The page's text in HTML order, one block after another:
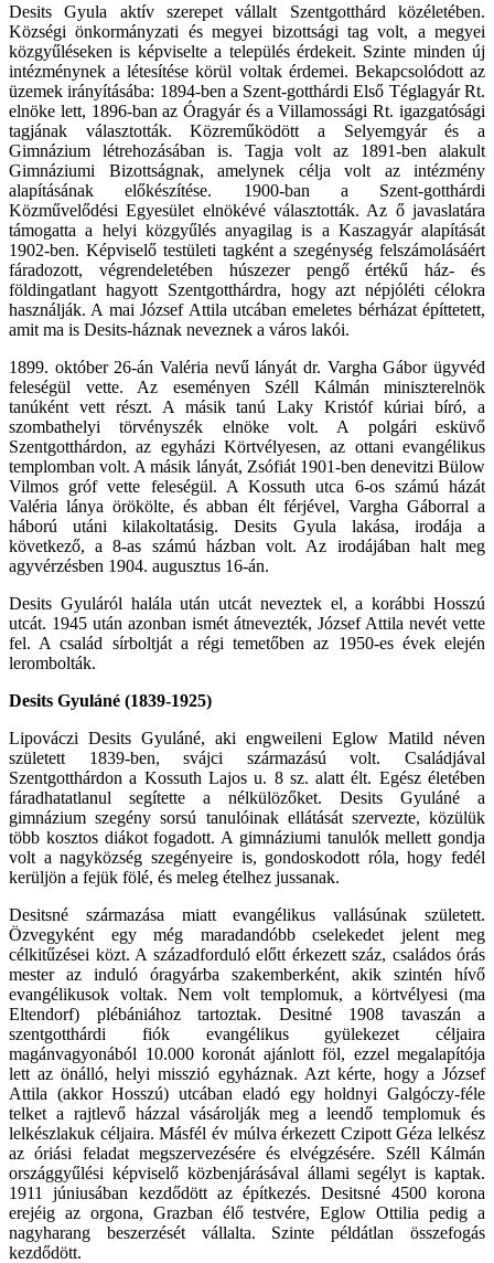
Desits Gyula aktív szerepet vállalt Szentgotthárd közéletében.
Községi önkormányzati és megyei bizottsági tag volt, a megyei
közgyűléseken is képviselte a település érdekeit. Szinte minden új
intézménynek a létesítése körül voltak érdemei. Bekapcsolódott az
üzemek irányításába: 1894-ben a Szent-gotthárdi Első Téglagyár Rt.
elnöke lett, 1896-ban az Óragyár és a Villamossági Rt. igazgatósági
tagjának választották. Közreműködött a Selyemgyár és a
Gimnázium létrehozásában is. Tagja volt az 1891-ben alakult
Gimnáziumi Bizottságnak, amelynek célja volt az intézmény
alapításának előkészítése. 1900-ban a Szent-gotthárdi
Közművelődési Egyesület elnökévé választották. Az ő javaslatára
támogatta a helyi közgyűlés anyagilag is a Kaszagyár alapítását
1902-ben. Képviselő testületi tagként a szegénység felszámolásáért
fáradozott, végrendeletében húszezer pengő értékű ház- és
földingatlant hagyott Szentgotthárdra, hogy azt népjóléti célokra
használják. A mai József Attila utcában emeletes bérházat építtetett,
amit ma is Desits-háznak neveznek a város lakói.
1899. október 26-án Valéria nevű lányát dr. Vargha Gábor ügyvéd
feleségül vette. Az eseményen Széll Kálmán miniszterelnök
tanúként vett részt. A másik tanú Laky Kristóf kúriai bíró, a
szombathelyi törvényszék elnöke volt. A polgári esküvő
Szentgotthárdon, az egyházi Körtvélyesen, az ottani evangélikus
templomban volt. A másik lányát, Zsófiát 1901-ben denevitzi Bülow
Vilmos gróf vette feleségül. A Kossuth utca 6-os számú házát
Valéria lánya örökölte, és abban élt férjével, Vargha Gáborral a
háború utáni kilakoltatásig. Desits Gyula lakása, irodája a
következő, a 8-as számú házban volt. Az irodájában halt meg
agyvérzésben 1904. augusztus 16-án.
Desits Gyuláról halála után utcát neveztek el, a korábbi Hosszú
utcát. 1945 után azonban ismét átnevezték, József Attila nevét vette
fel. A család sírboltját a régi temetőben az 1950-es évek elején
lerombolták.
Desits Gyuláné (1839-1925)
Lipováczi Desits Gyuláné, aki engweileni Eglow Matild néven
született 1839-ben, svájci származású volt. Családjával
Szentgotthárdon a Kossuth Lajos u. 8 sz. alatt élt. Egész életében
fáradhatatlanul segítette a nélkülözőket. Desits Gyuláné a
gimnázium szegény sorsú tanulóinak ellátását szervezte, közülük
több kosztos diákot fogadott. A gimnáziumi tanulók mellett gondja
volt a nagyközség szegényeire is, gondoskodott róla, hogy fedél
kerüljön a fejük fölé, és meleg ételhez jussanak.
Desitsné származása miatt evangélikus vallásúnak született.
Özvegyként egy még maradandóbb cselekedet jelent meg
célkitűzései közt. A századforduló előtt érkezett száz, családos órás
mester az induló óragyárba szakemberként, akik szintén hívő
evangélikusok voltak. Nem volt templomuk, a körtvélyesi (ma
Eltendorf) plébániához tartoztak. Desitné 1908 tavaszán a
szentgotthárdi fiók evangélikus gyülekezet céljaira
magánvagyonából 10.000 koronát ajánlott föl, ezzel megalapítója
lett az önálló, helyi misszió egyháznak. Azt kérte, hogy a József
Attila (akkor Hosszú) utcában eladó egy holdnyi Galgóczy-féle
telket a rajtlevő házzal vásárolják meg a leendő templomuk és
lelkészlakuk céljaira. Másfél év múlva érkezett Czipott Géza lelkész
az óriási feladat megszervezésére és elvégzésére. Széll Kálmán
országgyűlési képviselő közbenjárásával állami segélyt is kaptak.
1911 júniusában kezdődött az építkezés. Desitsné 4500 korona
erejéig az orgona, Grazban élő testvére, Eglow Ottilia pedig a
nagyharang beszerzését vállalta. Szinte példátlan összefogás
kezdődött.